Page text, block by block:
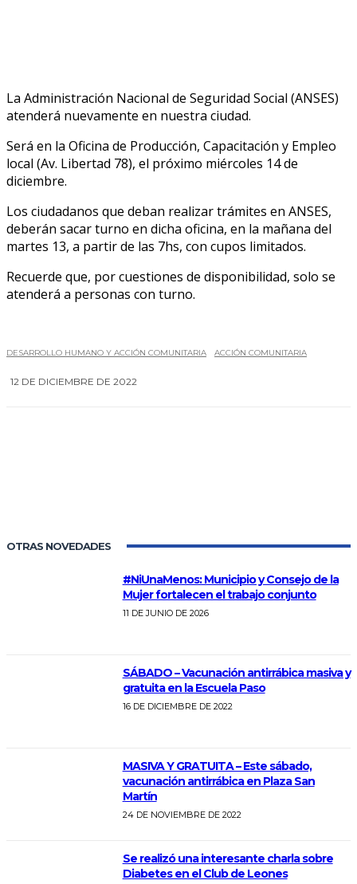
La Administración Nacional de Seguridad Social (ANSES)
atenderá nuevamente en nuestra ciudad.
Será en la Oficina de Producción, Capacitación y Empleo
local (Av. Libertad 78), el próximo miércoles 14 de
diciembre.
Los ciudadanos que deban realizar trámites en ANSES,
deberán sacar turno en dicha oficina, en la mañana del
martes 13, a partir de las 7hs, con cupos limitados.
Recuerde que, por cuestiones de disponibilidad, solo se
atenderá a personas con turno.
DESARROLLO HUMANO Y ACCIÓN COMUNITARIA ACCIÓN COMUNITARIA
12 DE DICIEMBRE DE 2022
OTRAS NOVEDADES
#NiUnaMenos: Municipio y Consejo de la
Mujer fortalecen el trabajo conjunto
11 DE JUNIO DE 2026
SÁBADO – Vacunación antirrábica masiva y
gratuita en la Escuela Paso
16 DE DICIEMBRE DE 2022
MASIVA Y GRATUITA – Este sábado,
vacunación antirrábica en Plaza San
Martín
24 DE NOVIEMBRE DE 2022
Se realizó una interesante charla sobre
Diabetes en el Club de Leones